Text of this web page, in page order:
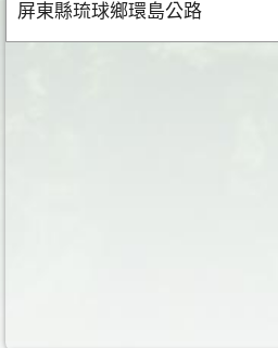
屏東縣琉球鄉環島公路